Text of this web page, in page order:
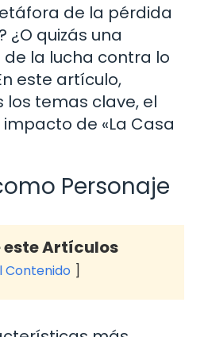
de la pérdida
¿O quizás una
la lucha contra lo
este artículo,
temas clave, el
de «La Casa
Personaje
este Artículos
Contenido